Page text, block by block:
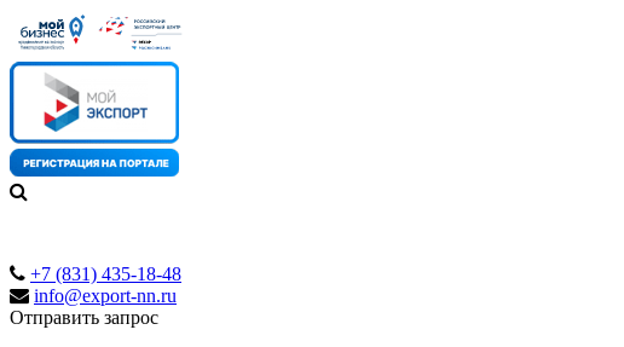
+7 (831) 435-18-48
info@export-nn.ru
Отправить запрос